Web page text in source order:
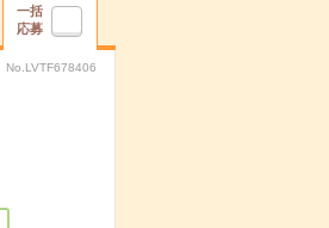
一括
応募
No.LVTF678406